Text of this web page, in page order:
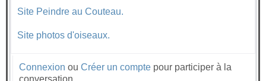
Site Peindre au Couteau.
Site photos d'oiseaux.
Connexion ou Créer un compte pour participer à la
conversation.